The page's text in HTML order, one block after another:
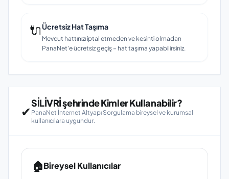
🔌Ücretsiz Hat Taşıma
Mevcut hattınızı iptal etmeden ve kesinti olmadan
PanaNet'e ücretsiz geçiş – hat taşıma yapabilirsiniz.
✔
SİLİVRİ şehrinde Kimler Kullanabilir?
PanaNet İnternet Altyapı Sorgulama bireysel ve kurumsal
kullanıcılara uygundur.
🏠Bireysel Kullanıcılar